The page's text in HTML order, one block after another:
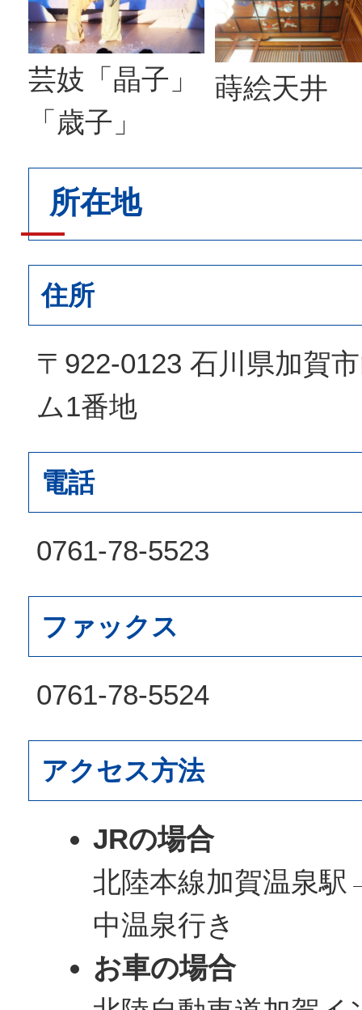
芸妓「晶子」
「歳子」
蒔絵天井
所在地
住所
〒922-0123 石川県加賀
ム1番地
電話
0761-78-5523
ファックス
0761-78-5524
アクセス方法
JRの場合
北陸本線加賀温泉
中温泉行き
お車の場合